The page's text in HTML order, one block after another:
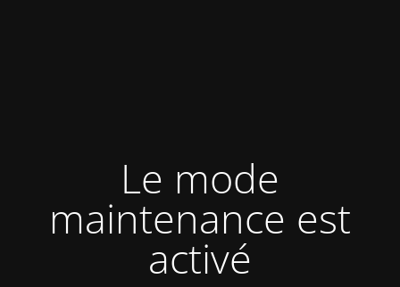
Le mode
maintenance est
activé